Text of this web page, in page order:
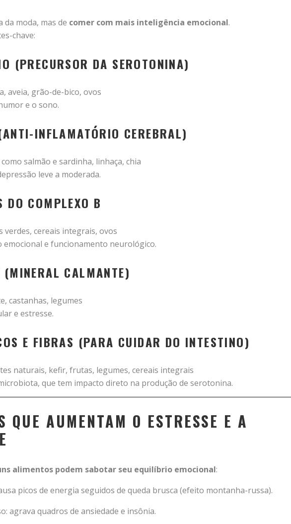
da moda, mas de comer com mais inteligência emocional.
chave:
(PRECURSOR DA SEROTONINA)
aveia, grão-de-bico, ovos
e o sono.
INFLAMATÓRIO CEREBRAL)
salmão e sardinha, linhaça, chia
leve a moderada.
DO COMPLEXO B
verdes, cereais integrais, ovos
emocional e funcionamento neurológico.
(MINERAL CALMANTE)
castanhas, legumes
e estresse.
E FIBRAS (PARA CUIDAR DO INTESTINO)
naturais, kefir, frutas, legumes, cereais integrais
que tem impacto direto na produção de serotonina.
QUE AUMENTAM O ESTRESSE E A
alimentos podem sabotar seu equilíbrio emocional:
picos de energia seguidos de queda brusca (efeito montanha-russa).
agrava quadros de ansiedade e insônia.